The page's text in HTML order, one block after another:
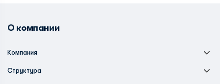
О компании
Компания
Структура